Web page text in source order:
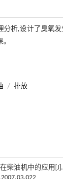
分析,设计了臭氧
/ 排放
柴油机中的应用[J].